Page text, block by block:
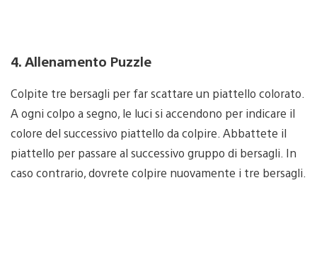
4. Allenamento Puzzle
Colpite tre bersagli per far scattare un piattello colorato.
A ogni colpo a segno, le luci si accendono per indicare il
colore del successivo piattello da colpire. Abbattete il
piattello per passare al successivo gruppo di bersagli. In
caso contrario, dovrete colpire nuovamente i tre bersagli.